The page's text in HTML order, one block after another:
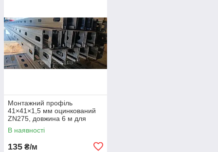
Монтажний профіль
41×41×1,5 мм оцинкований
ZN275, довжина 6 м для
сонячних панелей
В наявності
135 ₴/м